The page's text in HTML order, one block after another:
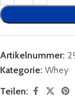
Artikelnummer:
Kategorie: Whey
Teilen: